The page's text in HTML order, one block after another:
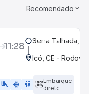
Recomendado
11:28 Serra Talhada, PE
Icó, CE -
airline_seat_legroom_extra ac_unit wc
Embarque
direto